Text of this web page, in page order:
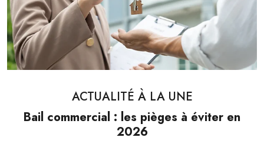
ACTUALITÉ À LA UNE
Bail commercial : les pièges à éviter en
2026